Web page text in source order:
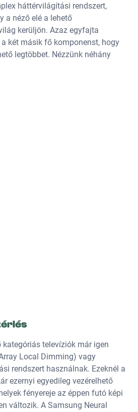
háttérvilágítási rendszert,
a néző elé a lehető
kerüljön. Azaz egyfajta
két másik fő komponenst, hogy
legtöbbet. Nézzünk néhány
televíziók már igen
Local Dimming) vagy
rendszert használnak. Ezeknél a
ezernyi egyedileg vezérelhető
fényereje az éppen futó képi
változik. A Samsung Neural